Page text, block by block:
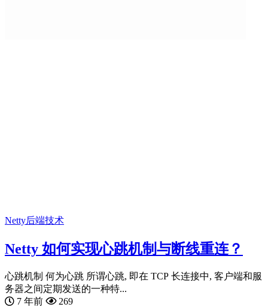
Netty后端技术
Netty 如何实现心跳机制与断线重连？
心跳机制 何为心跳 所谓心跳, 即在 TCP 长连接中, 客户端和服
务器之间定期发送的一种特...
7 年前
269